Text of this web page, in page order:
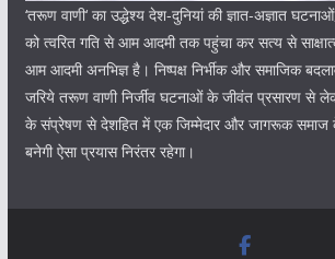
‘तरूण वाणी‘ का उद्धेश्य देश-दुनियां की ज्ञात-अज्ञात
को त्वरित गति से आम आदमी तक पहुंचा कर सत्य से
आम आदमी अनभिज्ञ है। निष्पक्ष निर्भीक और समाजिक
जरिये तरूण वाणी निर्जीव घटनाओं के जीवंत प्रसारण से
के संप्रेषण से देशहित में एक जिम्मेदार और जागरूक समाज
बनेगी ऐसा प्रयास निरंतर रहेगा।